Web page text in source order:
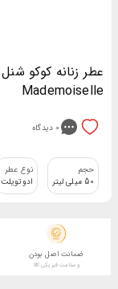
Mademoiselle
0 دیدگاه
حجم
50 میلی لیتر
نوع عطر
ادوتویلت
ضمانت اصل بودن
و سلامت فیزیکی کالا